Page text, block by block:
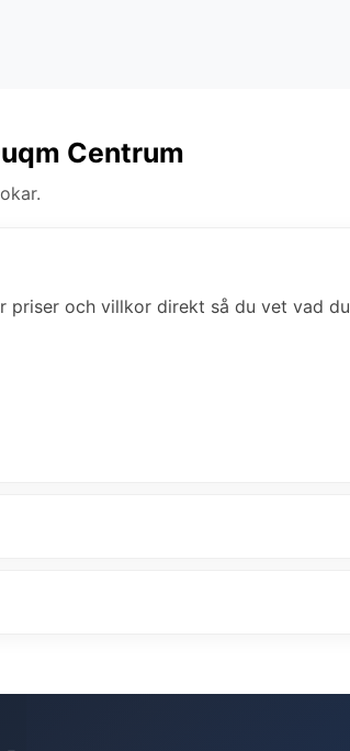
Centrum
priser och villkor direkt så du vet vad du